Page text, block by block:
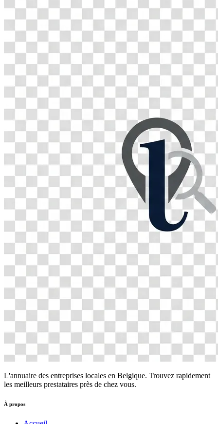
L'annuaire des entreprises locales en Belgique. Trouvez rapidement
les meilleurs prestataires près de chez vous.
À propos